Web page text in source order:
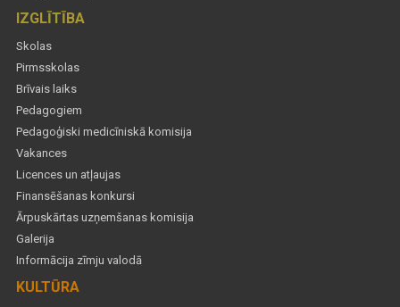
IZGLĪTĪBA
Skolas
Pirmsskolas
Brīvais laiks
Pedagogiem
Pedagoģiski medicīniskā komisija
Vakances
Licences un atļaujas
Finansēšanas konkursi
Ārpuskārtas uzņemšanas komisija
Galerija
Informācija zīmju valodā
KULTŪRA